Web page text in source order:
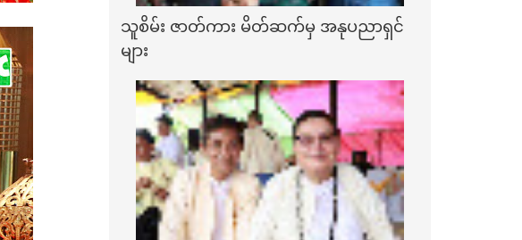
သူစိမ်း ဇာတ်ကား မိတ်ဆက်မှ အနုပညာရှင်
များ